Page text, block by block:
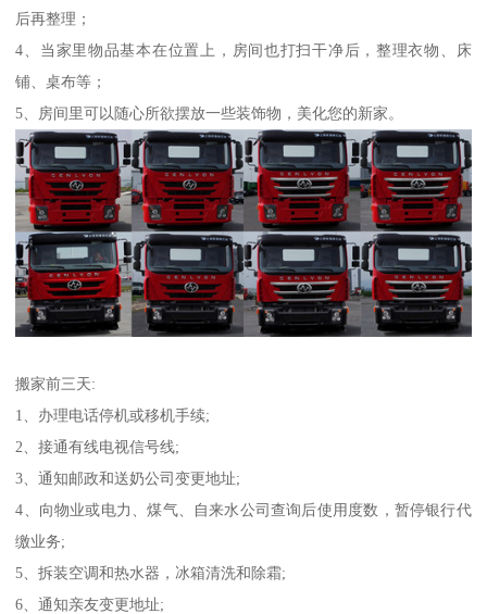
后再整理；
4、当家里物品基本在位置上，房间也打扫干净后，整理衣物、床
铺、桌布等；
5、房间里可以随心所欲摆放一些装饰物，美化您的新家。
搬家前三天:
1、办理电话停机或移机手续;
2、接通有线电视信号线;
3、通知邮政和送奶公司变更地址;
4、向物业或电力、煤气、自来水公司查询后使用度数，暂停银行代
缴业务;
5、拆装空调和热水器，冰箱清洗和除霜;
6、通知亲友变更地址;